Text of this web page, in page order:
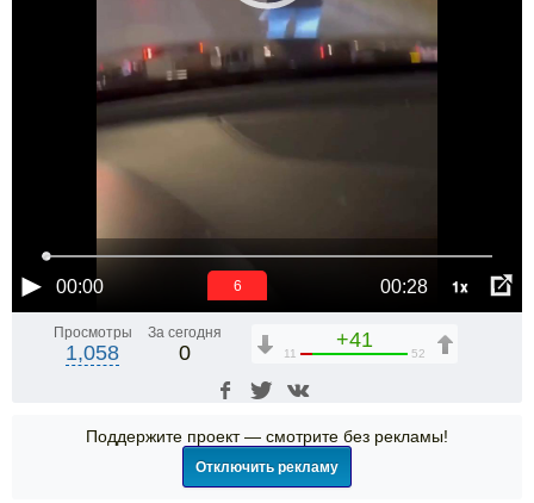
00:00 00:28 1x
6
Просмотры
1,058
За сегодня
0
+41
11 52
Поддержите проект — смотрите без рекламы!
Отключить рекламу